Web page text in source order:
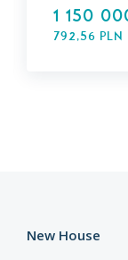
1 150
792,56
New House